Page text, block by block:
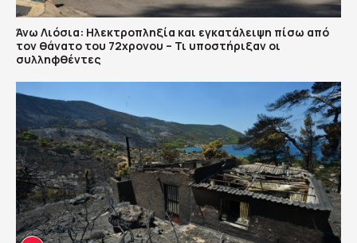
Άνω Λιόσια: Ηλεκτροπληξία και εγκατάλειψη πίσω από
τον θάνατο του 72χρονου – Τι υποστήριξαν οι
συλληφθέντες